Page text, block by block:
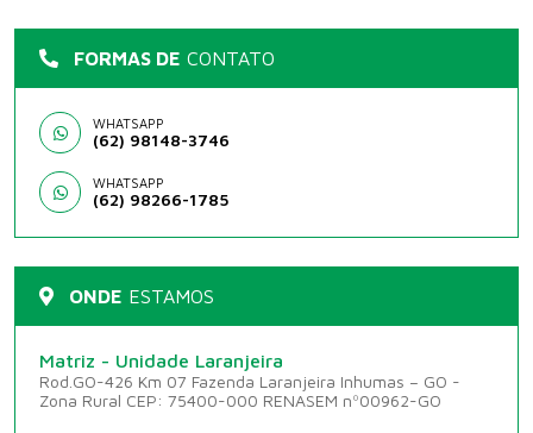
FORMAS DE CONTATO
WHATSAPP
(62) 98148-3746
WHATSAPP
(62) 98266-1785
ONDE ESTAMOS
Matriz - Unidade Laranjeira
Rod.GO-426 Km 07 Fazenda Laranjeira Inhumas – GO -
Zona Rural CEP: 75400-000 RENASEM nº00962-GO